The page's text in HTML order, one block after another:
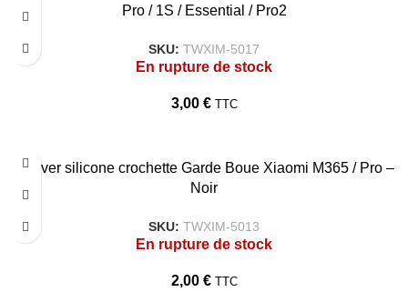
Pro / 1S / Essential / Pro2
SKU: TWXIM-5017
En rupture de stock
3,00 € TTC
Couver silicone crochette Garde Boue Xiaomi M365 / Pro –
Noir
SKU: TWXIM-5013
En rupture de stock
2,00 € TTC